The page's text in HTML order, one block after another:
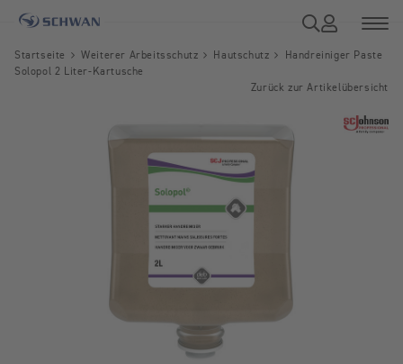
Startseite Weiterer Arbeitsschutz Hautschutz
Handreiniger Paste
Solopol 2 Liter-Kartusche
Zurück zur Artikelübersicht